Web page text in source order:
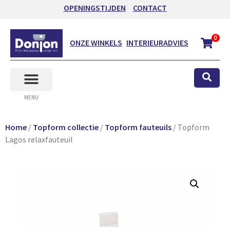
OPENINGSTIJDEN CONTACT
ONZE WINKELS INTERIEURADVIES 0
MENU
Home / Topform collectie / Topform fauteuils / Topform
Lagos relaxfauteuil